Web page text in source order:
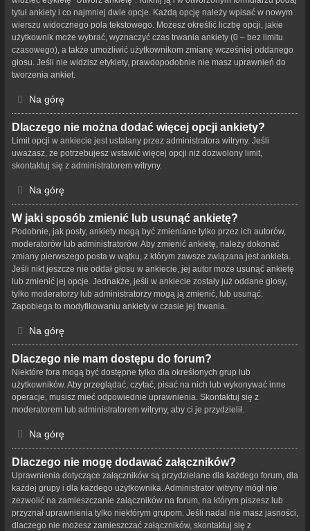
tytuł ankiety i co najmniej dwie opcje. Każdą opcję należy wpisać w nowym
wierszu widocznego pola tekstowego. Możesz określić liczbę opcji, jakie
użytkownik może wybrać, wyznaczyć czas trwania ankiety (0 – bez limitu
czasowego), a także umożliwić użytkownikom zmianę wcześniej oddanego
głosu. Jeśli nie widzisz etykiety, prawdopodobnie nie masz uprawnień do
tworzenia ankiet.
Na górę
Dlaczego nie można dodać więcej opcji ankiety?
Limit opcji w ankiecie jest ustalany przez administratora witryny. Jeśli
uważasz, że potrzebujesz wstawić więcej opcji niż dozwolony limit,
skontaktuj się z administratorem witryny.
Na górę
W jaki sposób zmienić lub usunąć ankietę?
Podobnie, jak posty, ankiety mogą być zmieniane tylko przez ich autorów,
moderatorów lub administratorów. Aby zmienić ankietę, należy dokonać
zmiany pierwszego posta w wątku, z którym zawsze związana jest ankieta.
Jeśli nikt jeszcze nie oddał głosu w ankiecie, jej autor może usunąć ankietę
lub zmienić jej opcje. Jednakże, jeśli w ankiecie zostały już oddane głosy,
tylko moderatorzy lub administratorzy mogą ją zmienić, lub usunąć.
Zapobiega to modyfikowaniu ankiety w czasie jej trwania.
Na górę
Dlaczego nie mam dostępu do forum?
Niektóre fora mogą być dostępne tylko dla określonych grup lub
użytkowników. Aby przeglądać, czytać, pisać na nich lub wykonywać inne
operacje, musisz mieć odpowiednie uprawnienia. Skontaktuj się z
moderatorem lub administratorem witryny, aby ci je przydzielił.
Na górę
Dlaczego nie mogę dodawać załączników?
Uprawnienia dotyczące załączników są przydzielane dla każdego forum, dla
każdej grupy i dla każdego użytkownika. Administrator witryny mógł nie
zezwolić na zamieszczanie załączników na forum, na którym piszesz lub
przyznał uprawnienia tylko niektórym grupom. Jeśli nadal nie masz jasności,
dlaczego nie możesz zamieszczać załączników, skontaktuj się z